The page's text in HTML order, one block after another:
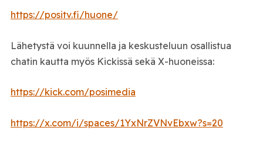
https://positv.fi/huone/
Lähetystä voi kuunnella ja keskusteluun osallistua
chatin kautta myös Kickissä sekä X-huoneissa:
https://kick.com/posimedia
https://x.com/i/spaces/1YxNrZVNvEbxw?s=20